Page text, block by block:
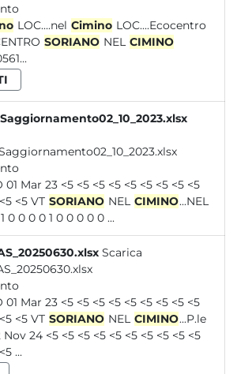
LOC....nel Cimino LOC....Ecocentro
SORIANO NEL CIMINO
01 Mar 23 <5 <5 <5 <5 <5 <5 <5 <5 <5
<5 <5 <5 <5 <5 VT SORIANO NEL CIMINO...NEL
1 0 0 0 0 1 0 0 0 0 0 ...
Scarica
01 Mar 23 <5 <5 <5 <5 <5 <5 <5 <5 <5
<5 <5 <5 <5 <5 VT SORIANO NEL CIMINO...P.le
Nov 24 <5 <5 <5 <5 <5 <5 <5 <5 <5 <5
...